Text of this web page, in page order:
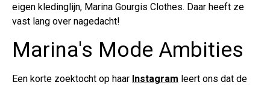
eigen kledinglijn, Marina Gourgis Clothes. Daar heeft ze
vast lang over nagedacht!
Marina's Mode Ambities
Een korte zoektocht op haar Instagram leert ons dat de